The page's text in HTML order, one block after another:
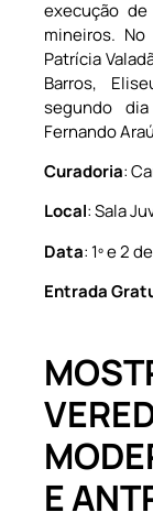
execução
mineiros.
Patrícia
Barros,
segundo
Fernando
Curadoria:
Local: Sala
Data: 1º e 2
Entrada
E